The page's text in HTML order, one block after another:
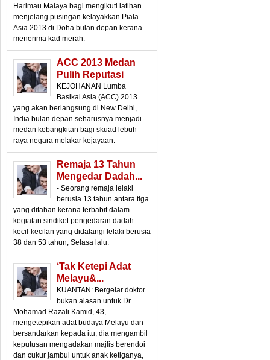
Harimau Malaya bagi mengikuti latihan
menjelang pusingan kelayakkan Piala
Asia 2013 di Doha bulan depan kerana
menerima kad merah.
ACC 2013 Medan
Pulih Reputasi
KEJOHANAN Lumba
Basikal Asia (ACC) 2013
yang akan berlangsung di New Delhi,
India bulan depan seharusnya menjadi
medan kebangkitan bagi skuad lebuh
raya negara melakar kejayaan.
Remaja 13 Tahun
Mengedar Dadah...
- Seorang remaja lelaki
berusia 13 tahun antara tiga
yang ditahan kerana terbabit dalam
kegiatan sindiket pengedaran dadah
kecil-kecilan yang didalangi lelaki berusia
38 dan 53 tahun, Selasa lalu.
‘Tak Ketepi Adat
Melayu&...
KUANTAN: Bergelar doktor
bukan alasan untuk Dr
Mohamad Razali Kamid, 43,
mengetepikan adat budaya Melayu dan
bersandarkan kepada itu, dia mengambil
keputusan mengadakan majlis berendoi
dan cukur jambul untuk anak ketiganya,